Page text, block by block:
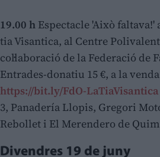
19.00 h Espectacle 'Això faltava!'
tia Visantica, al Centre
col·laboració de la Federació de
Entrades-donatiu 15 €, a la
https://bit.ly/FdO-LaTiaVisantica
3, Panadería Llopis, Gregori
Rebollet i El Merendero de
Divendres 19 de juny